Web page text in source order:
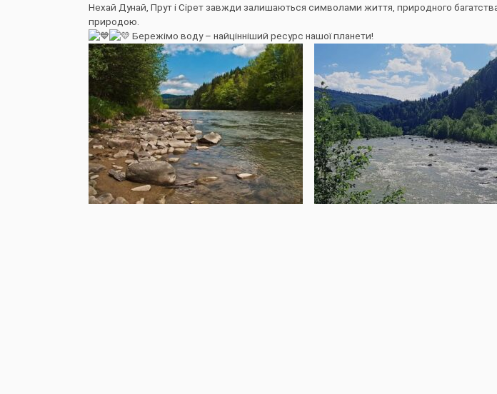
Нехай Дунай, Прут і Сірет завжди залишаються символами життя, природного багатства,
природою.
Бережімо воду – найцінніший ресурс нашої планети!